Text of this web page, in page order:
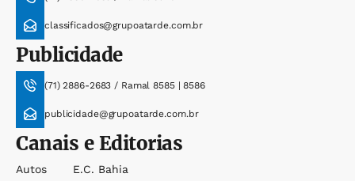
classificados@grupoatarde.com.br
Publicidade
(71) 2886-2683 / Ramal 8585 | 8586
publicidade@grupoatarde.com.br
Canais e Editorias
Autos
E.c. Bahia